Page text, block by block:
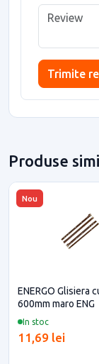
Trimite
Produse
Nou
In stoc
ENERGO Glisiera
600mm maro ENG
11,69 lei